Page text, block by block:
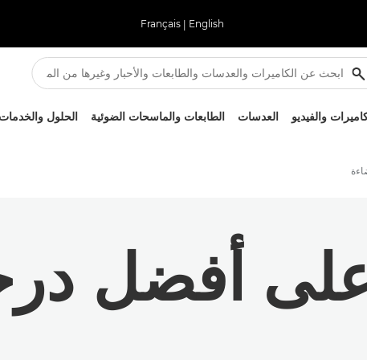
English
|
Français
والفيديو العدسات الطابعات والماسحات الضوئية الحلول والخدمات
أفضل